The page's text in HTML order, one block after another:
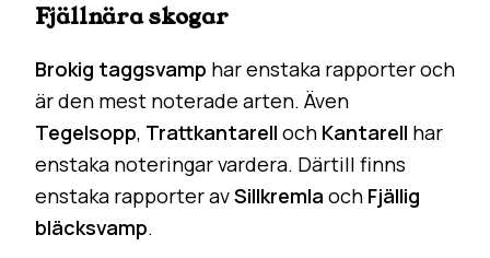
Fjällnära skogar
Brokig taggsvamp har enstaka rapporter och
är den mest noterade arten. Även
Tegelsopp, Trattkantarell och Kantarell har
enstaka noteringar vardera. Därtill finns
enstaka rapporter avSillkremla och Fjällig
bläcksvamp.